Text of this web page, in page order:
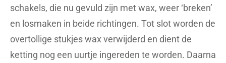
schakels, die nu gevuld zijn met wax, weer ‘breken’
en losmaken in beide richtingen. Tot slot worden de
overtollige stukjes wax verwijderd en dient de
ketting nog een uurtje ingereden te worden. Daarna